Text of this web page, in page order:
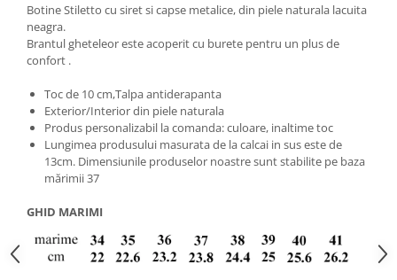
Botine Stiletto cu siret si capse metalice, din piele naturala lacuita
neagra.
Brantul gheteleor este acoperit cu burete pentru un plus de
confort .
Toc de 10 cm,Talpa antiderapanta
Exterior/Interior din piele naturala
Produs personalizabil la comanda: culoare, inaltime toc
Lungimea produsului masurata de la calcai in sus este de
13cm. Dimensiunile produselor noastre sunt stabilite pe baza
mărimii 37
GHID MARIMI